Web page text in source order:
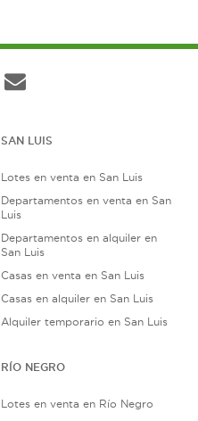
SAN LUIS
Lotes en venta en San Luis
Departamentos en venta en San
Luis
Departamentos en alquiler en
San Luis
Casas en venta en San Luis
Casas en alquiler en San Luis
Alquiler temporario en San Luis
RÍO NEGRO
Lotes en venta en Río Negro